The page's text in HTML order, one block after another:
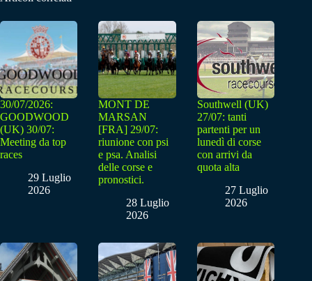
30/07/2026:
GOODWOOD
(UK) 30/07:
Meeting da top
races
29 Luglio
2026
MONT DE
MARSAN
[FRA] 29/07:
riunione con psi
e psa. Analisi
delle corse e
pronostici.
28 Luglio
2026
Southwell (UK)
27/07: tanti
partenti per un
lunedì di corse
con arrivi da
quota alta
27 Luglio
2026